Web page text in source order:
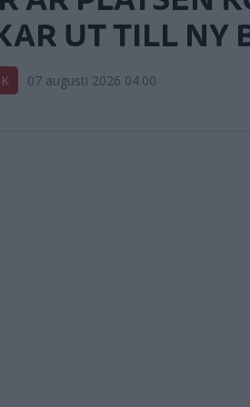
UT TILL NY
07 augusti 2026 04.00